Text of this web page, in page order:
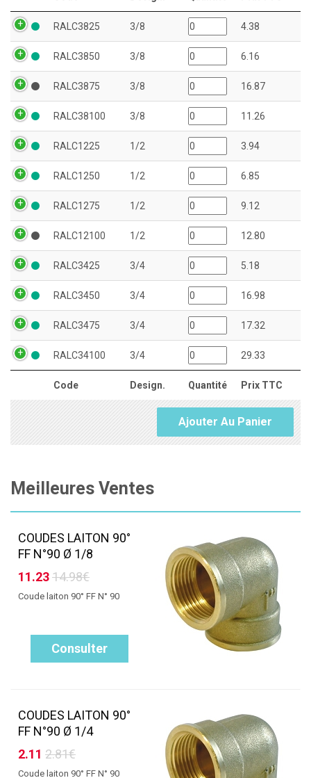
Code Design. Quantité Prix TTC
RALC3825 3/8 4.38
RALC3850 3/8 6.16
RALC3875 3/8 16.87
RALC38100 3/8 11.26
RALC1225 1/2 3.94
RALC1250 1/2 6.85
RALC1275 1/2 9.12
RALC12100 1/2 12.80
RALC3425 3/4 5.18
RALC3450 3/4 16.98
RALC3475 3/4 17.32
RALC34100 3/4 29.33
Ajouter Au Panier
Meilleures Ventes
COUDES LAITON 90°
FF N°90 Ø 1/8
11.2314.98€
Coude laiton 90° FF N° 90
Consulter
COUDES LAITON 90°
FF N°90 Ø 1/4
2.11 2.81€
Coude laiton 90° FF N° 90